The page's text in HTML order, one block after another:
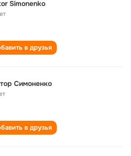
Simonenko
в друзья
Симоненко
в друзья